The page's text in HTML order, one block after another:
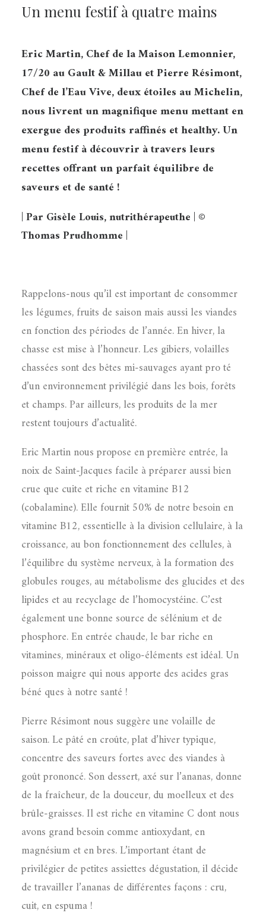
Un menu festif à quatre mains
Eric Martin, Chef de la Maison Lemonnier,
17/20 au Gault & Millau et Pierre Résimont,
Chef de l’Eau Vive, deux étoiles au Michelin,
nous livrent un magnifique menu mettant en
exergue des produits raffinés et healthy. Un
menu festif à découvrir à travers leurs
recettes offrant un parfait équilibre de
saveurs et de santé !
| Par Gisèle Louis, nutrithérapeuthe | ©
Thomas Prudhomme |
Rappelons-nous qu’il est important de consommer
les légumes, fruits de saison mais aussi les viandes
en fonction des périodes de l’année. En hiver, la
chasse est mise à l’honneur. Les gibiers, volailles
chassées sont des bêtes mi-sauvages ayant pro té
d’un environnement privilégié dans les bois, forêts
et champs. Par ailleurs, les produits de la mer
restent toujours d’actualité.
Eric Martin nous propose en première entrée, la
noix de Saint-Jacques facile à préparer aussi bien
crue que cuite et riche en vitamine B12
(cobalamine). Elle fournit 50% de notre besoin en
vitamine B12, essentielle à la division cellulaire, à la
croissance, au bon fonctionnement des cellules, à
l’équilibre du système nerveux, à la formation des
globules rouges, au métabolisme des glucides et des
lipides et au recyclage de l’homocystéine. C’est
également une bonne source de sélénium et de
phosphore. En entrée chaude, le bar riche en
vitamines, minéraux et oligo-éléments est idéal. Un
poisson maigre qui nous apporte des acides gras
béné ques à notre santé !
Pierre Résimont nous suggère une volaille de
saison. Le pâté en croûte, plat d’hiver typique,
concentre des saveurs fortes avec des viandes à
goût prononcé. Son dessert, axé sur l’ananas, donne
de la fraîcheur, de la douceur, du moelleux et des
brûle-graisses. Il est riche en vitamine C dont nous
avons grand besoin comme antioxydant, en
magnésium et en bres. L’important étant de
privilégier de petites assiettes dégustation, il décide
de travailler l’ananas de différentes façons : cru,
cuit, en espuma !